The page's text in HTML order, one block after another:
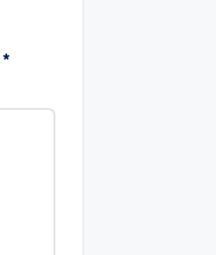
*